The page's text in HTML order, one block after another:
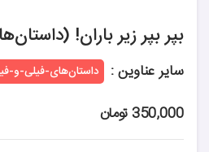
بپر بپر زیر باران!
سایر عناوین : داستان‌های-فیلی-و-
350,000 تومان